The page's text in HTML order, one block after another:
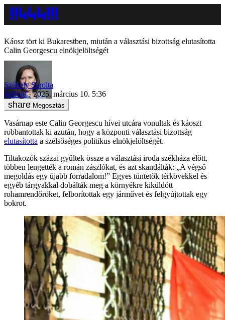
Káosz tört ki Bukarestben, miután a választási bizottság elutasította
Calin Georgescu elnökjelöltségét
Székely Sarolta
külföld
2025. március 10. 5:36
Megosztás
Vasárnap este Calin Georgescu hívei utcára vonultak és káoszt
robbantottak ki azután, hogy a központi választási bizottság
elutasította a szélsőséges politikus elnökjelöltségét.
Tiltakozók százai gyűltek össze a választási iroda székháza előtt,
többen lengették a román zászlókat, és azt skandálták: „A végső
megoldás egy újabb forradalom!” Egyes tüntetők térkövekkel és
egyéb tárgyakkal dobálták meg a környékre kiküldött
rohamrendőröket, felborítottak egy járművet és felgyújtottak egy
bokrot.